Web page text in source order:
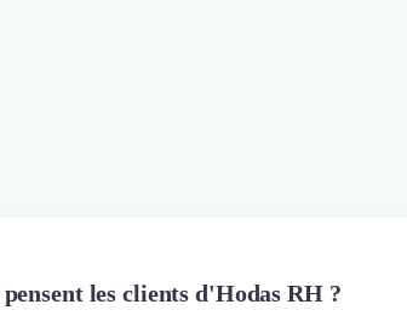
pensent les clients d'Hodas RH ?